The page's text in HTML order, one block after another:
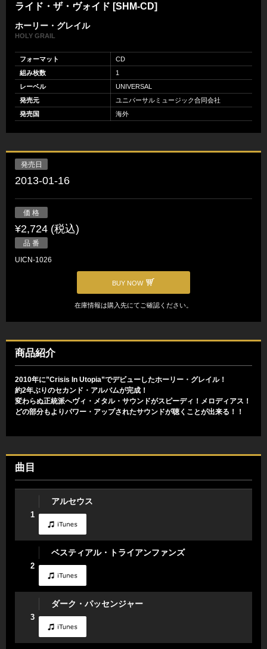
ライド・ザ・ヴォイド [SHM-CD]
ホーリー・グレイル
HOLY GRAIL
フォーマット
CD
組み枚数
1
レーベル
UNIVERSAL
発売元
ユニバーサルミュージック合同会社
発売国
海外
発売日
2013-01-16
価 格
¥2,724 (税込)
品 番
UICN-1026
BUY NOW
在庫情報は購入先にてご確認ください。
商品紹介
2010年に”Crisis In Utopia”でデビューしたホーリー・グレイル！
約2年ぶりのセカンド・アルバムが完成！
変わらぬ正統派へヴィ・メタル・サウンドがスピーディ！メロディアス！
どの部分もよりパワー・アップされたサウンドが聴くことが出来る！！
曲目
1
アルセウス
2
ベスティアル・トライアンファンズ
3
ダーク・パッセンジャー